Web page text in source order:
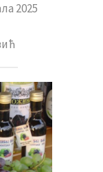
2025